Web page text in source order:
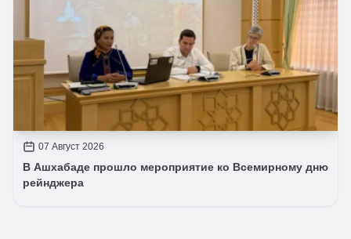
07 Август 2026
В Ашхабаде прошло мероприятие ко Всемирному дню
рейнджера